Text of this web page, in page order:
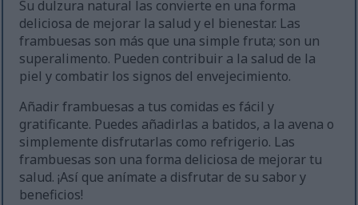
Su dulzura natural las convierte en una forma
deliciosa de mejorar la salud y el bienestar. Las
frambuesas son más que una simple fruta; son un
superalimento. Pueden contribuir a la salud de la
piel y combatir los signos del envejecimiento.
Añadir frambuesas a tus comidas es fácil y
gratificante. Puedes añadirlas a batidos, a la avena o
simplemente disfrutarlas como refrigerio. Las
frambuesas son una forma deliciosa de mejorar tu
salud. ¡Así que anímate a disfrutar de su sabor y
beneficios!